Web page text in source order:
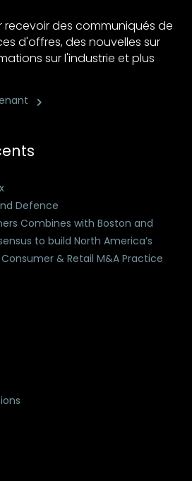
recevoir des communiqués de
d'offres, des nouvelles sur
sur l'industrie et plus
Defence
Combines with Boston and
to build North America’s
& Retail M&A Practice